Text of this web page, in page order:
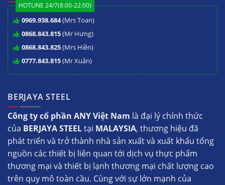
HOTLINE 24/7(8:00-22:00)
0969.938.684(Mrs Toan)
0868.843.815(Mr Hưng)
0868.843.825(Mrs Hiền)
0777.843.815(Mr Xuân)
BERJAYA STEEL
Công ty cổ phần ANY Việt Nam là đại lý chính thức
của BERJAYA STEELtại MALAYSIA, thương hiệu đã
phát triển và trở thành nhà sản xuất và xuất khẩu tổng
nguồn các thiết bị liên quan tới dịch vụ thực phẩm
thương mại và thiết bị lạnh thương mại chất lượng cao
trên quy mô toàn cầu. Cùng với sự lớn mạnh của